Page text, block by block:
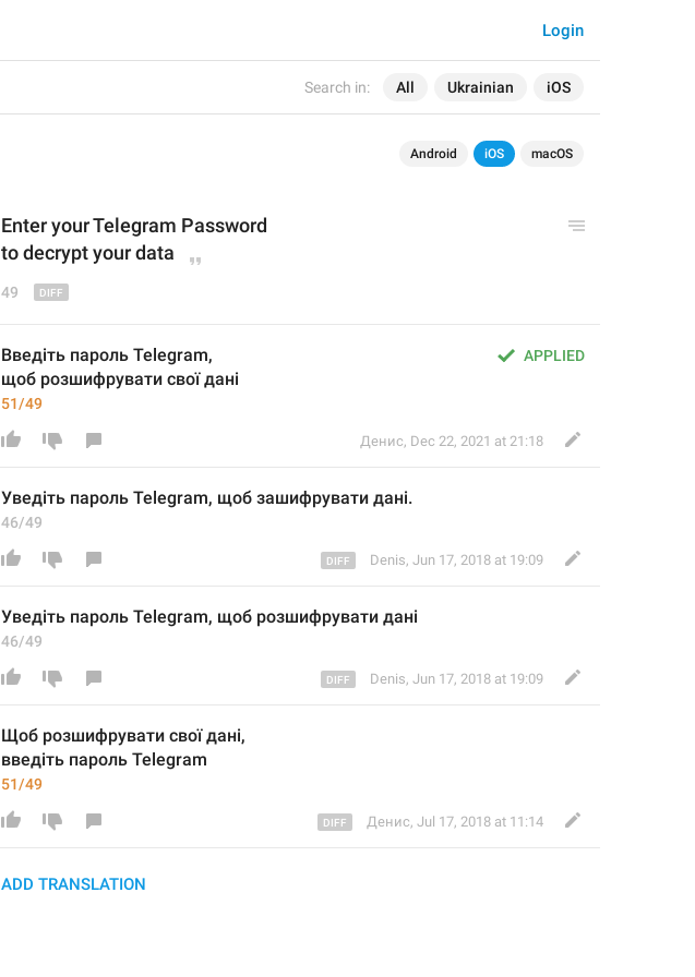
Search in: All Ukrainian iOS
Login
Android iOS macOS
Enter your Telegram Password
to decrypt your data
49
APPLIED
Введіть пароль Telegram,
щоб розшифрувати свої дані
51/49
Денис, Dec 22, 2021 at 21:18
Уведіть пароль Telegram, щоб зашифрувати дані.
46/49
Denis, Jun 17, 2018 at 19:09
Уведіть пароль Telegram, щоб розшифрувати дані
46/49
Denis, Jun 17, 2018 at 19:09
Щоб розшифрувати свої дані,
введіть пароль Telegram
51/49
Денис, Jul 17, 2018 at 11:14
ADD TRANSLATION